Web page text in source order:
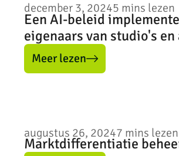
december 3, 20245 mins lezen
Een AI-beleid
eigenaars van studio's
Meer lezen
augustus 26, 20247 mins lezen
Marktdifferentiatie